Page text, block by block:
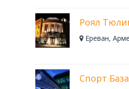
5 дней-заезд по субботам
6 дней-заезд по субботам
7 дней-заезд по субботам
6 дней-заезд по воскресениям
Роял
Ереван,
Спорт База